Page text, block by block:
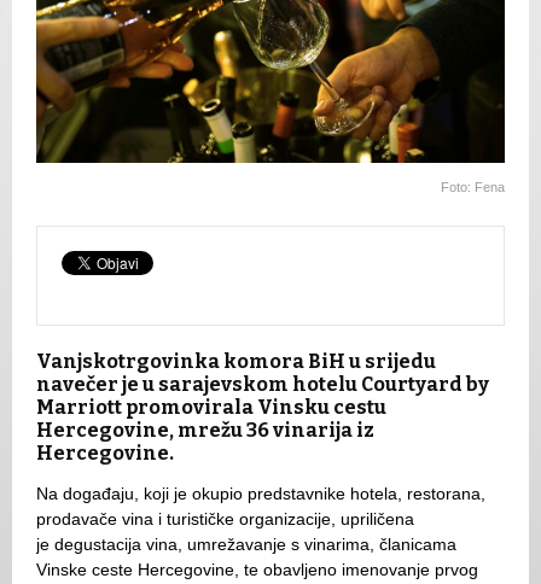
Foto: Fena
Vanjskotrgovinka komora BiH u srijedu
navečer je u sarajevskom hotelu Courtyard by
Marriott promovirala Vinsku cestu
Hercegovine, mrežu 36 vinarija iz
Hercegovine.
Na događaju, koji je okupio predstavnike hotela, restorana,
prodavače vina i turističke organizacije, upriličena
je degustacija vina, umrežavanje s vinarima, članicama
Vinske ceste Hercegovine, te obavljeno imenovanje prvog